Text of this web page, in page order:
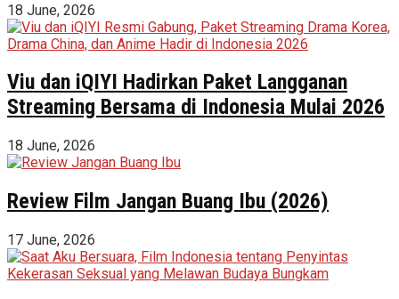
18 June, 2026
Viu dan iQIYI Hadirkan Paket Langganan
Streaming Bersama di Indonesia Mulai 2026
18 June, 2026
Review Film Jangan Buang Ibu (2026)
17 June, 2026